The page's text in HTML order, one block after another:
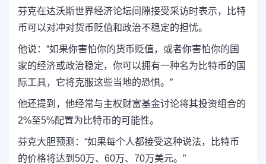
芬克在达沃斯世界经济论坛间隙接受采访时表示，比特
币可以对冲对货币贬值和政治不稳定的担忧。
他说：“如果你害怕你的货币贬值，或者你害怕你的国
家的经济或政治稳定，你可以拥有一种名为比特币的国
际工具，它将克服这些当地的恐惧。”
他还提到，他经常与主权财富基金讨论将其投资组合的
2%至5%配置为比特币的可能性。
芬克大胆预测：“如果每个人都接受这种说法，比特币
的价格将达到50万、60万、70万美元。”